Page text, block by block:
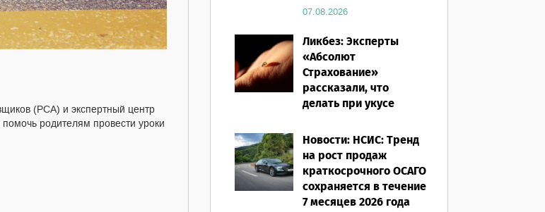
(РСА) и экспертный центр
родителям провести уроки
07.08.2026
Ликбез: Эксперты
«Абсолют
Страхование»
рассказали, что
делать при укусе
путешествии
07.08.2026
Новости: НСИС: Тренд
на рост продаж
краткосрочного ОСАГО
сохраняется в течение
7 месяцев 2026 года